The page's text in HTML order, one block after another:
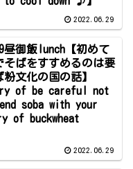
2022.06.29
昼御飯lunch【初めて
そばをすすめるのは要
文化の国の話】
of be careful not
soba with your
of buckwheat
2022.06.29